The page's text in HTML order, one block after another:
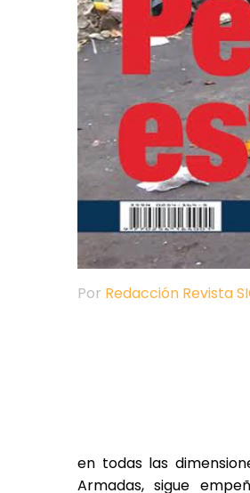
Por Redacción Revista
en todas las
Armadas, sigue